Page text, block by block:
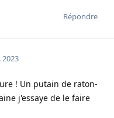
Répondre
2023
! Un putain de raton-
j'essaye de le faire